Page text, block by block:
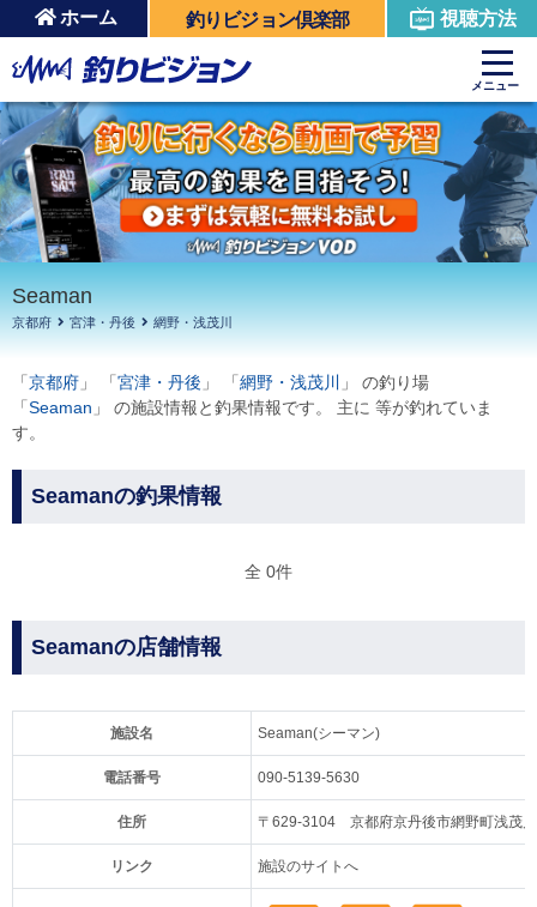
ホーム 釣りビジョン倶楽部 視聴方法
メニュー
Seaman
京都府 宮津・丹後 網野・浅茂川
「 京都府 」 「 宮津・丹後 」 「 網野・浅茂川
」 の釣り場
「 Seaman 」 の施設情報と釣果情報です。 主に 等が釣れていま
す。
Seamanの釣果情報
全 0件
Seamanの店舗情報
施設名 Seaman(シーマン)
電話番号 090-5139-5630
住所 〒629-3104 京都府京丹後市網野町浅茂
リンク 施設のサイトへ
周辺の施設を見る